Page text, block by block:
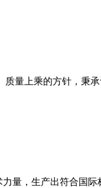
量上乘的方针，秉
量，生产出符合国